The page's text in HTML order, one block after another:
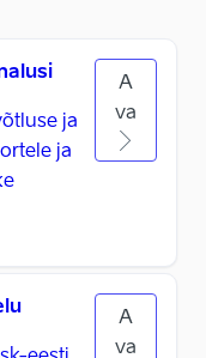
ja
ja
A
va
A
va